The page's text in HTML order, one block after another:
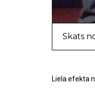
Skats
Liela efekta